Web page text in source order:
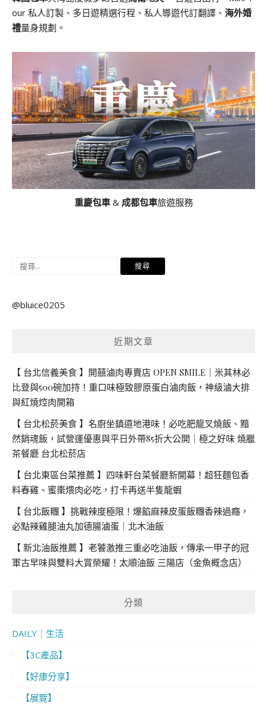
our 私人訂製、多日遊精選行程、私人導遊代訂翻譯、 海外婚
禮量身規劃。
重慶包車& 成都包車旅遊服務
搜
鍵
@bluice0205
近期文章
【 台北信義美食 】開囍滷肉專賣店 OPEN SMILE｜米其林必
比登與500碗加持！重口味極致膠原蛋白滷肉飯，神級滷大排
與紅燒焢肉開箱
【 台北松菸美食 】名廚坐鎮道地港味！必吃肥龍叉燒飯、黯
然銷魂飯，試營運優惠與平日外帶85折大公開｜極之好味 燒臘
茶餐廳 台北松菸店
【 台北東區台菜推薦 】四味軒台菜餐廳新開幕！超狂麵包香
料春雞、蜜棗煨肉必吃，打卡再送半隻龍蝦
【 台北飯糰 】挑戰辣度極限！爆餡麻辣皮蛋飯糰香辣過癮，
必點辣雞腿油丸加德腸滷蛋｜北木油飯
【 新北油飯推薦 】老饕激推三重必吃油飯，傳承一甲子的冠
軍古早味與雙料大賞榮耀！太順油飯 三陽店（金魚概念店）
分類
DAILY｜生活
【3C產品】
【好康分享】
【展覽】